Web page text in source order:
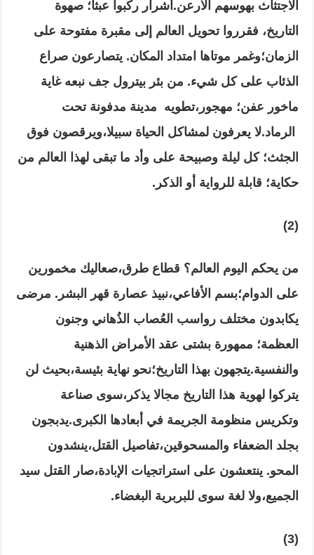
الاجتثاث بهوسهم الأرعن. أشرار ركبوا عبثا؛ صهوة
التاريخ، فقرروا تحويل العالم إلى مقبرة مفتوحة على
الزمان؛وغمر موتاها امتداد المكان. يتصارعونصراع
الذئاب على كل شيء. من بئر بيترول جف نبعه غاية
ماخور عفن؛ مهجور،تطويه مدينة مدفونة تحت
الرماد.لا يعرفون لمشاكل الحياة سبيلا،ويرقصون فوق
الجثث؛ كل ليلة وصبيحة على وأد ما تبقى لهذا العالم من
حكاية؛ قابلة للرواية أو الذكر .
(2)
من يحكم اليوم العالم؟ قطاع طرق،صعاليك مخمورين
على الدوام؛بسم الأفاعي،نبيذ عصارة قهر البشر . مرضى
يكابدون مختلف رواسب العُصاب الذُهاني وجنون
العظمة؛ ممهورة بشتى عقد الأمراض الذهنية
والنفسية.يتجهون بهذا التاريخ؛نحو نهاية بئيسة،بحيث لن
يتركوا لهوية هذا التاريخ مجالا يذكر،سوى صناعة
وتكريس منظومة الجريمة في أبعادها الكبرى.يدبجون
بجلد الضعفاء والمسحوقين،تفاصيل القتل،ينشدون
المحو. ينتعشون على استراتجيات الإبادة،صار القتل سيد
الجميع،ولا لغة سوى للبربرية البغضاء.
(3)